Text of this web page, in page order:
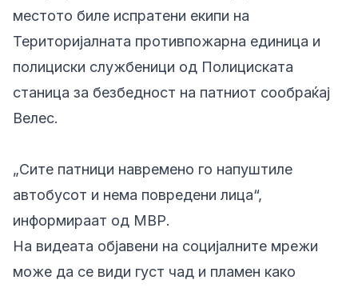
местото биле испратени екипи на
Територијалната противпожарна единица и
полициски службеници од Полициската
станица за безбедност на патниот сообраќај
Велес.
„Сите патници навремено го напуштиле
автобусот и нема повредени лица“,
информираат од МВР.
На видеата објавени на социјалните мрежи
може да се види густ чад и пламен како